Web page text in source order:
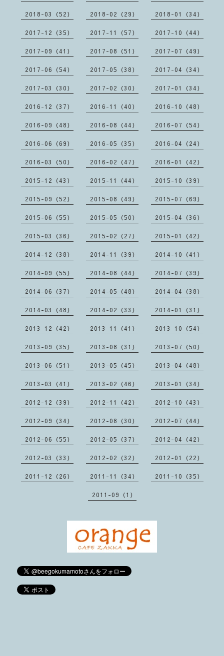
2018-03（52） 2018-02（29） 2018-01（34）
2017-12（35） 2017-11（57） 2017-10（44）
2017-09（41） 2017-08（51） 2017-07（49）
2017-06（54） 2017-05（38） 2017-04（34）
2017-03（30） 2017-02（30） 2017-01（34）
2016-12（37） 2016-11（40） 2016-10（48）
2016-09（48） 2016-08（44） 2016-07（54）
2016-06（69） 2016-05（35） 2016-04（24）
2016-03（50） 2016-02（47） 2016-01（42）
2015-12（43） 2015-11（44） 2015-10（39）
2015-09（52） 2015-08（49） 2015-07（69）
2015-06（55） 2015-05（50） 2015-04（36）
2015-03（36） 2015-02（27） 2015-01（42）
2014-12（38） 2014-11（39） 2014-10（41）
2014-09（55） 2014-08（44） 2014-07（39）
2014-06（37） 2014-05（48） 2014-04（38）
2014-03（48） 2014-02（33） 2014-01（31）
2013-12（42） 2013-11（41） 2013-10（54）
2013-09（35） 2013-08（31） 2013-07（50）
2013-06（51） 2013-05（45） 2013-04（48）
2013-03（41） 2013-02（46） 2013-01（34）
2012-12（39） 2012-11（42） 2012-10（43）
2012-09（34） 2012-08（30） 2012-07（44）
2012-06（55） 2012-05（37） 2012-04（42）
2012-03（33） 2012-02（32） 2012-01（22）
2011-12（26） 2011-11（34） 2011-10（35）
2011-09（1）